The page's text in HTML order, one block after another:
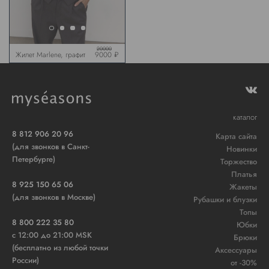
Жилет Marlene, графит
20000
9000 ₽
8 812 906 20 96
(для звонков в Санкт-
Петербурге)
8 925 150 65 06
(для звонков в Москве)
8 800 222 35 80
c 12:00 до 21:00 MSK
(бесплатно из любой точки
России)
каталог
Карта сайта
Новинки
Торжество
Платья
Жакеты
Рубашки и блузки
Топы
Юбки
Брюки
Аксессуары
от -30%